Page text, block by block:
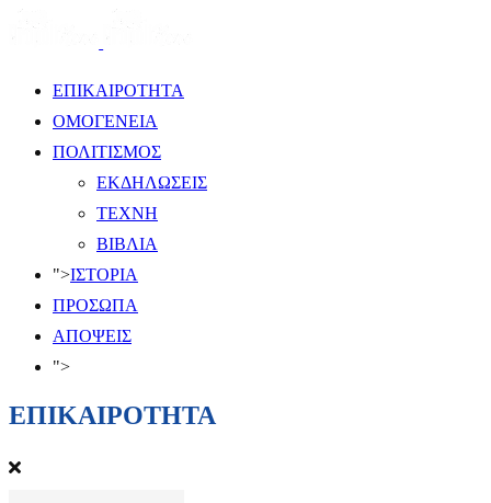
ΕΠΙΚΑΙΡΟΤΗΤΑ
ΟΜΟΓΕΝΕΙΑ
ΠΟΛΙΤΙΣΜΟΣ
ΕΚΔΗΛΩΣΕΙΣ
ΤΕΧΝΗ
ΒΙΒΛΙΑ
">ΙΣΤΟΡΙΑ
ΠΡΟΣΩΠΑ
ΑΠΟΨΕΙΣ
">
ΕΠΙΚΑΙΡΟΤΗΤΑ